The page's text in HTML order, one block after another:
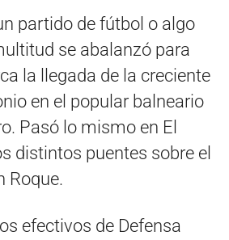
partido de fútbol o algo
se abalanzó para
la llegada de la creciente
en el popular balneario
Pasó lo mismo en El
distintos puentes sobre el
Roque.
efectivos de Defensa